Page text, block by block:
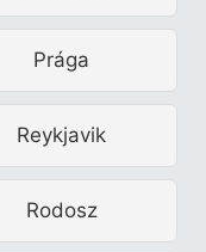
Prága
Reykjavik
Rodosz